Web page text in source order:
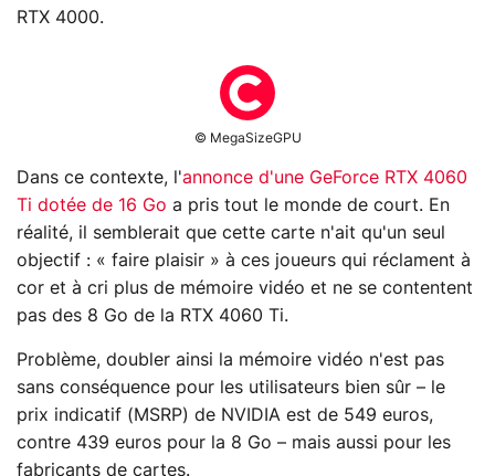
RTX 4000.
© MegaSizeGPU
Dans ce contexte, l'annonce d'une GeForce RTX 4060
Ti dotée de 16 Go a pris tout le monde de court. En
réalité, il semblerait que cette carte n'ait qu'un seul
objectif : « faire plaisir » à ces joueurs qui réclament à
cor et à cri plus de mémoire vidéo et ne se contentent
pas des 8 Go de la RTX 4060 Ti.
Problème, doubler ainsi la mémoire vidéo n'est pas
sans conséquence pour les utilisateurs bien sûr – le
prix indicatif (MSRP) de NVIDIA est de 549 euros,
contre 439 euros pour la 8 Go – mais aussi pour les
fabricants de cartes.